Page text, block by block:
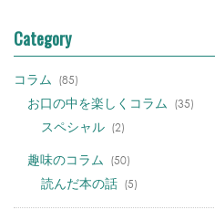
Category
コラム (85)
お口の中を楽しくコラム (35)
スペシャル (2)
趣味のコラム (50)
読んだ本の話 (5)